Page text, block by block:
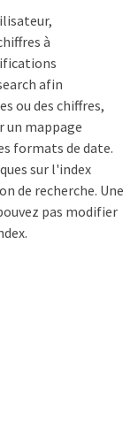
à
afin
ou des chiffres,
un mappage
formats de date.
sur l'index
de recherche. Une
pas modifier